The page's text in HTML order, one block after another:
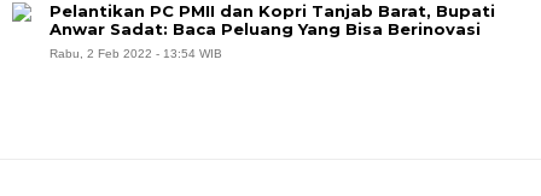
Pelantikan PC PMII dan Kopri Tanjab Barat, Bupati
Anwar Sadat: Baca Peluang Yang Bisa Berinovasi
Rabu, 2 Feb 2022 - 13:54 WIB